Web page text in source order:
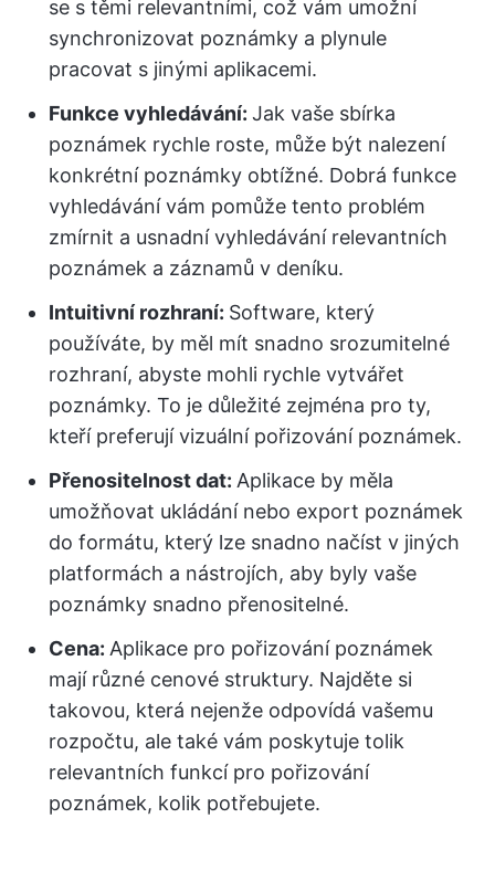
se s těmi relevantními, což vám umožní
synchronizovat poznámky a plynule
pracovat s jinými aplikacemi.
Funkce vyhledávání: Jak vaše sbírka
poznámek rychle roste, může být nalezení
konkrétní poznámky obtížné. Dobrá funkce
vyhledávání vám pomůže tento problém
zmírnit a usnadní vyhledávání relevantních
poznámek a záznamů v deníku.
Intuitivní rozhraní: Software, který
používáte, by měl mít snadno srozumitelné
rozhraní, abyste mohli rychle vytvářet
poznámky. To je důležité zejména pro ty,
kteří preferují vizuální pořizování poznámek.
Přenositelnost dat: Aplikace by měla
umožňovat ukládání nebo export poznámek
do formátu, který lze snadno načíst v jiných
platformách a nástrojích, aby byly vaše
poznámky snadno přenositelné.
Cena: Aplikace pro pořizování poznámek
mají různé cenové struktury. Najděte si
takovou, která nejenže odpovídá vašemu
rozpočtu, ale také vám poskytuje tolik
relevantních funkcí pro pořizování
poznámek, kolik potřebujete.